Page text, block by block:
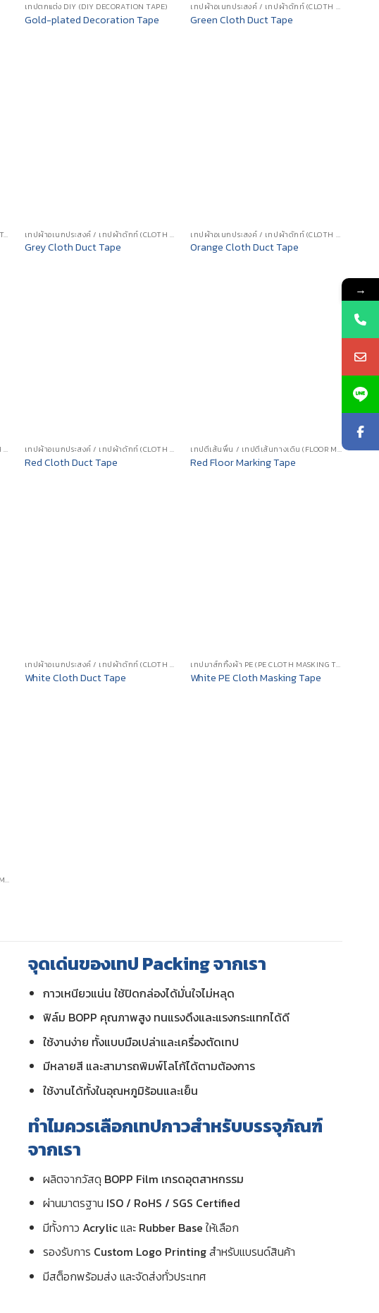
เทปตกแต่ง DIY (DIY DECORATION TAPE)
Gold-plated Decoration Tape
เทปผ้าอเนกประสงค์ / เทปผ้าดักท์ (CLOTH DUCT TAPE)
Green Cloth Duct Tape
เทปมาส์กกิ้งผ้า PE (PE CLOTH MASKING TAPE) เทปผ้าอเนกประสงค์ / เทปผ้าดักท์ (CLOTH DUCT TAPE)
Grey Cloth Duct Tape
เทปผ้าอเนกประสงค์ / เทปผ้าดักท์ (CLOTH DUCT TAPE)
Orange Cloth Duct Tape
เทปผ้าอเนกประสงค์ / เทปผ้าดักท์ (CLOTH DUCT TAPE) เทปผ้าอเนกประสงค์ / เทปผ้าดักท์ (CLOTH DUCT TAPE)
Red Cloth Duct Tape
เทปตีเส้นพื้น / เทปตีเส้นทางเดิน (FLOOR MARKING TAPE)
Red Floor Marking Tape
เทปผ้าอเนกประสงค์ / เทปผ้าดักท์ (CLOTH DUCT TAPE)
White Cloth Duct Tape
เทปมาส์กกิ้งผ้า PE (PE CLOTH MASKING TAPE)
White PE Cloth Masking Tape
เทปตีเส้นพื้น / เทปตีเส้นทางเดิน (FLOOR MARKING TAPE)
จุดเด่นของเทป Packing จากเรา
กาวเหนียวแน่น ใช้ปิดกล่องได้มั่นใจไม่หลุด
ฟิล์ม BOPP คุณภาพสูง ทนแรงดึงและแรงกระแทกได้ดี
ใช้งานง่าย ทั้งแบบมือเปล่าและเครื่องตัดเทป
มีหลายสี และสามารถพิมพ์โลโก้ได้ตามต้องการ
ใช้งานได้ทั้งในอุณหภูมิร้อนและเย็น
ทำไมควรเลือกเทปกาวสำหรับบรรจุภัณฑ์
จากเรา
ผลิตจากวัสดุ BOPP Film เกรดอุตสาหกรรม
ผ่านมาตรฐาน ISO / RoHS / SGS Certified
มีทั้งกาว Acrylicและ Rubber Base ให้เลือก
รองรับการ Custom Logo Printingสำหรับแบรนด์สินค้า
มีสต็อกพร้อมส่ง และจัดส่งทั่วประเทศ
→